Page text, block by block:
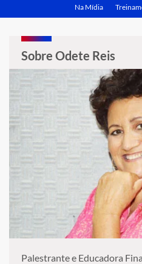
Na Mídia
Sobre Odete Reis
Palestrante e Educadora